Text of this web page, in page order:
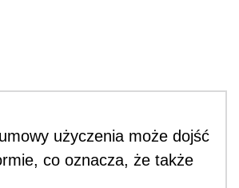
użyczenia może dojść
co oznacza, że także